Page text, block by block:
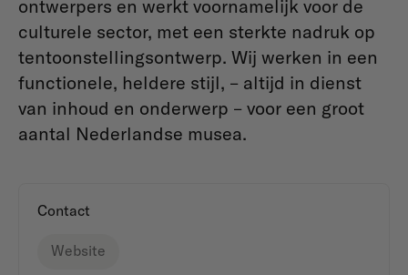
ontwerpers en werkt voornamelijk voor de
culturele sector, met een sterkte nadruk op
tentoonstellingsontwerp. Wij werken in een
functionele, heldere stijl, – altijd in dienst
van inhoud en onderwerp – voor een groot
aantal Nederlandse musea.
Contact
Website